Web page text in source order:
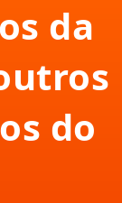
da
do